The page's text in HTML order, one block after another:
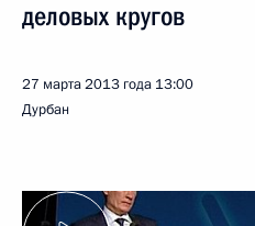
деловых кругов
27 марта 2013 года 13:00
Дурбан